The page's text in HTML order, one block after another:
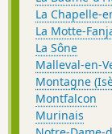
La Chapelle-
La Motte-
La Sône
Malleval-en-
Montagne
Montfalcon
Murinais